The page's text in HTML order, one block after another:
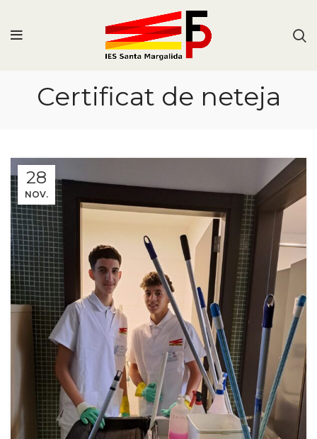
Certificat de neteja
28
NOV.